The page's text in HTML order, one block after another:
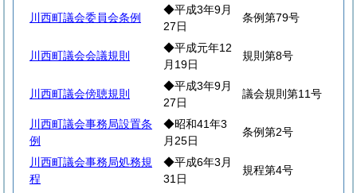
川西町議会委員会条例
◆平成3年9月
27日
条例第79号
川西町議会会議規則
◆平成元年12
月19日
規則第8号
川西町議会傍聴規則
◆平成3年9月
27日
議会規則第11号
川西町議会事務局設置条
例
◆昭和41年3
月25日
条例第2号
川西町議会事務局処務規
程
◆平成6年3月
31日
規程第4号